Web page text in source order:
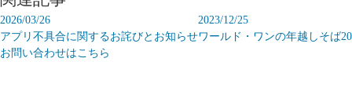
2026/03/26
アプリ不具合に関するお詫びとお知らせ
2023/12/25
ワールド・ワンの年越しそば
お問い合わせはこちら